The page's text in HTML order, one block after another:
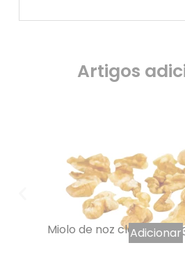
Artigos
Miolo de noz claro 1kg
Adicionar